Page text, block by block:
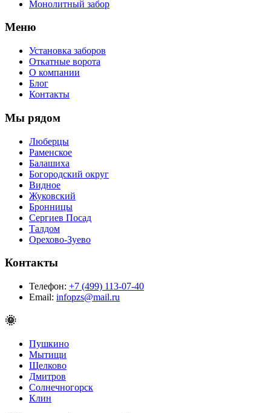
Монолитный забор
Меню
Установка заборов
Откатные ворота
О компании
Блог
Контакты
Мы рядом
Люберцы
Раменское
Балашиха
Богородский округ
Видное
Жуковский
Бронницы
Сергиев Посад
Талдом
Орехово-Зуево
Контакты
Телефон: +7 (499) 113-07-40
Email: infopzs@mail.ru
🌞
Пушкино
Мытищи
Щелково
Дмитров
Солнечногорск
Клин